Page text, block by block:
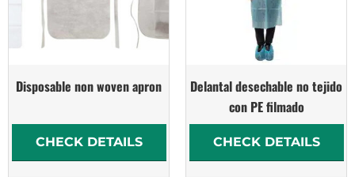
Disposable non woven apron
CHECK DETAILS
Delantal desechable no tejido
con PE filmado
CHECK DETAILS